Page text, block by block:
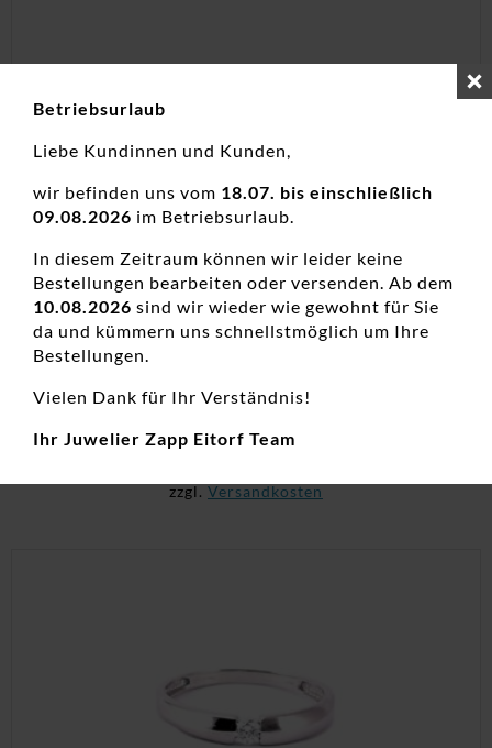
Damenringe, Diamanten Ringe, Diamantschmuck, Goldringe,
Damenring Solitär Antragsring 585 GG
inkl. 19 % MwSt.
zzgl. Versandkosten
Betriebsurlaub
Liebe Kundinnen und Kunden,
wir befinden uns vom 18.07. bis einschließlich
09.08.2026 im Betriebsurlaub.
In diesem Zeitraum können wir leider keine
Bestellungen bearbeiten oder versenden. Ab dem
10.08.2026 sind wir wieder wie gewohnt für Sie
da und kümmern uns schnellstmöglich um Ihre
Bestellungen.
Vielen Dank für Ihr Verständnis!
Ihr Juwelier Zapp Eitorf Team